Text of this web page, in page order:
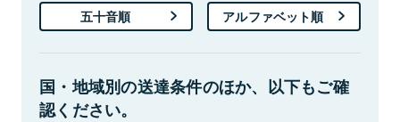
五十音順 アルファベット順
国・地域別の送達条件のほか、以下もご確
認ください。